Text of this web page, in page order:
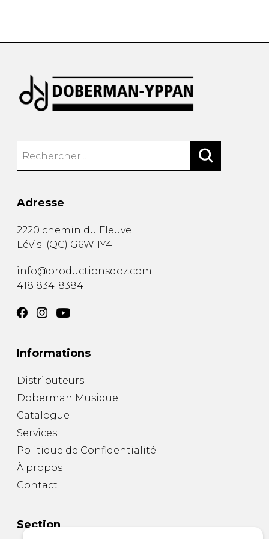
Adresse
2220 chemin du Fleuve
Lévis (QC) G6W 1Y4
info@productionsdoz.com
418 834-8384
Informations
Distributeurs
Doberman Musique
Catalogue
Services
Politique de Confidentialité
À propos
Contact
Section